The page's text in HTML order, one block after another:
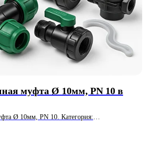
муфта Ø 10мм, PN 10 в
Ø 10мм, PN 10. Категория: